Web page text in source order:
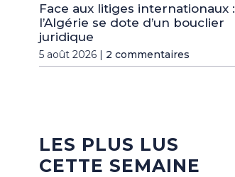
Face aux litiges internationaux :
l’Algérie se dote d’un bouclier
juridique
5 août 2026 | 2 commentaires
LES PLUS LUS
CETTE SEMAINE